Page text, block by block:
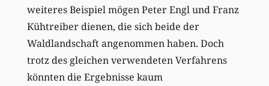
weiteres Beispiel mögen Peter Engl und Franz
Kühtreiber dienen, die sich beide der
Waldlandschaft angenommen haben. Doch
trotz des gleichen verwendeten Verfahrens
könnten die Ergebnisse kaum